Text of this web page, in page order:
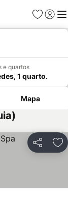
Favoritos
Iniciar
e quartos
1 quarto.
Mapa
Partilhar